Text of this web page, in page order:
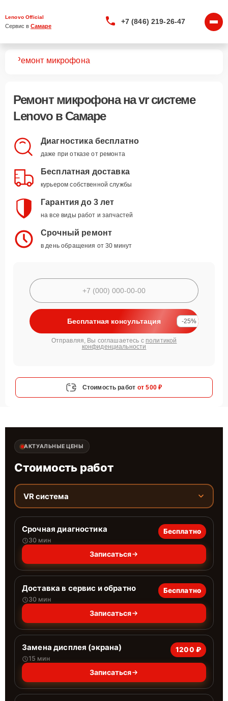
Lenovo Official
Сервис в Самаре
+7 (846) 219-26-47
Ремонт микрофона
Ремонт микрофонана vr системе
Lenovo в Самаре
Диагностика бесплатно
даже при отказе от ремонта
Бесплатная доставка
курьером собственной службы
Гарантия до 3 лет
на все виды работ и запчастей
Срочный ремонт
в день обращения от 30 минут
Бесплатная консультация -25%
Отправляя, Вы соглашаетесь с политикой
конфиденциальности
Стоимость работ от 500 ₽
АКТУАЛЬНЫЕ ЦЕНЫ
Стоимость работ
VR система
Срочная диагностика
30 мин
Бесплатно
Записаться
Доставка в сервис и обратно
30 мин
Бесплатно
Записаться
Замена дисплея (экрана)
15 мин
1200 ₽
Записаться